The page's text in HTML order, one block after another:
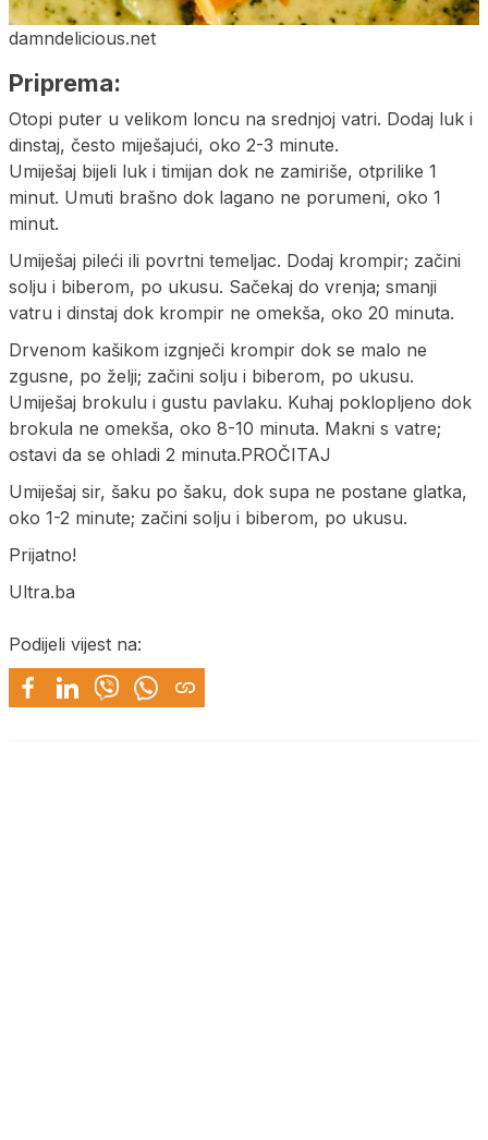
damndelicious.net
Priprema:
Otopi puter u velikom loncu na srednjoj vatri. Dodaj luk i
dinstaj, često miješajući, oko 2-3 minute.
Umiješaj bijeli luk i timijan dok ne zamiriše, otprilike 1
minut. Umuti brašno dok lagano ne porumeni, oko 1
minut.
Umiješaj pileći ili povrtni temeljac. Dodaj krompir; začini
solju i biberom, po ukusu. Sačekaj do vrenja; smanji
vatru i dinstaj dok krompir ne omekša, oko 20 minuta.
Drvenom kašikom izgnječi krompir dok se malo ne
zgusne, po želji; začini solju i biberom, po ukusu.
Umiješaj brokulu i gustu pavlaku. Kuhaj poklopljeno dok
brokula ne omekša, oko 8-10 minuta. Makni s vatre;
ostavi da se ohladi 2 minuta.PROČITAJ
Umiješaj sir, šaku po šaku, dok supa ne postane glatka,
oko 1-2 minute; začini solju i biberom, po ukusu.
Prijatno!
Ultra.ba
Podijeli vijest na: